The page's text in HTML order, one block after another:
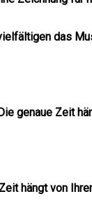
das
genaue Zeit
hängt von